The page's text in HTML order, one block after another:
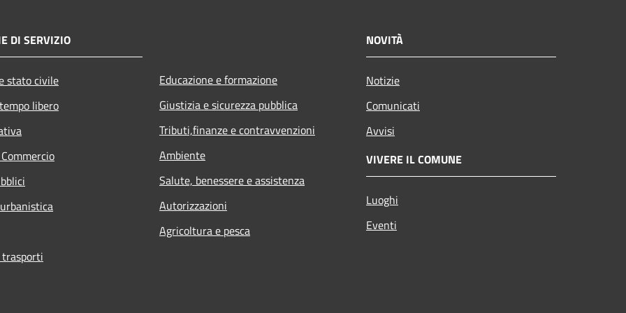
DI SERVIZIO
stato civile
libero
Educazione e formazione
Giustizia e sicurezza pubblica
Tributi,finanze e contravvenzioni
Ambiente
Salute, benessere e assistenza
Autorizzazioni
Agricoltura e pesca
NOVITÀ
Notizie
Comunicati
Avvisi
VIVERE IL COMUNE
Luoghi
Eventi